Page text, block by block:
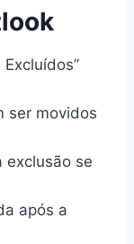
ser movidos
exclusão se
após a